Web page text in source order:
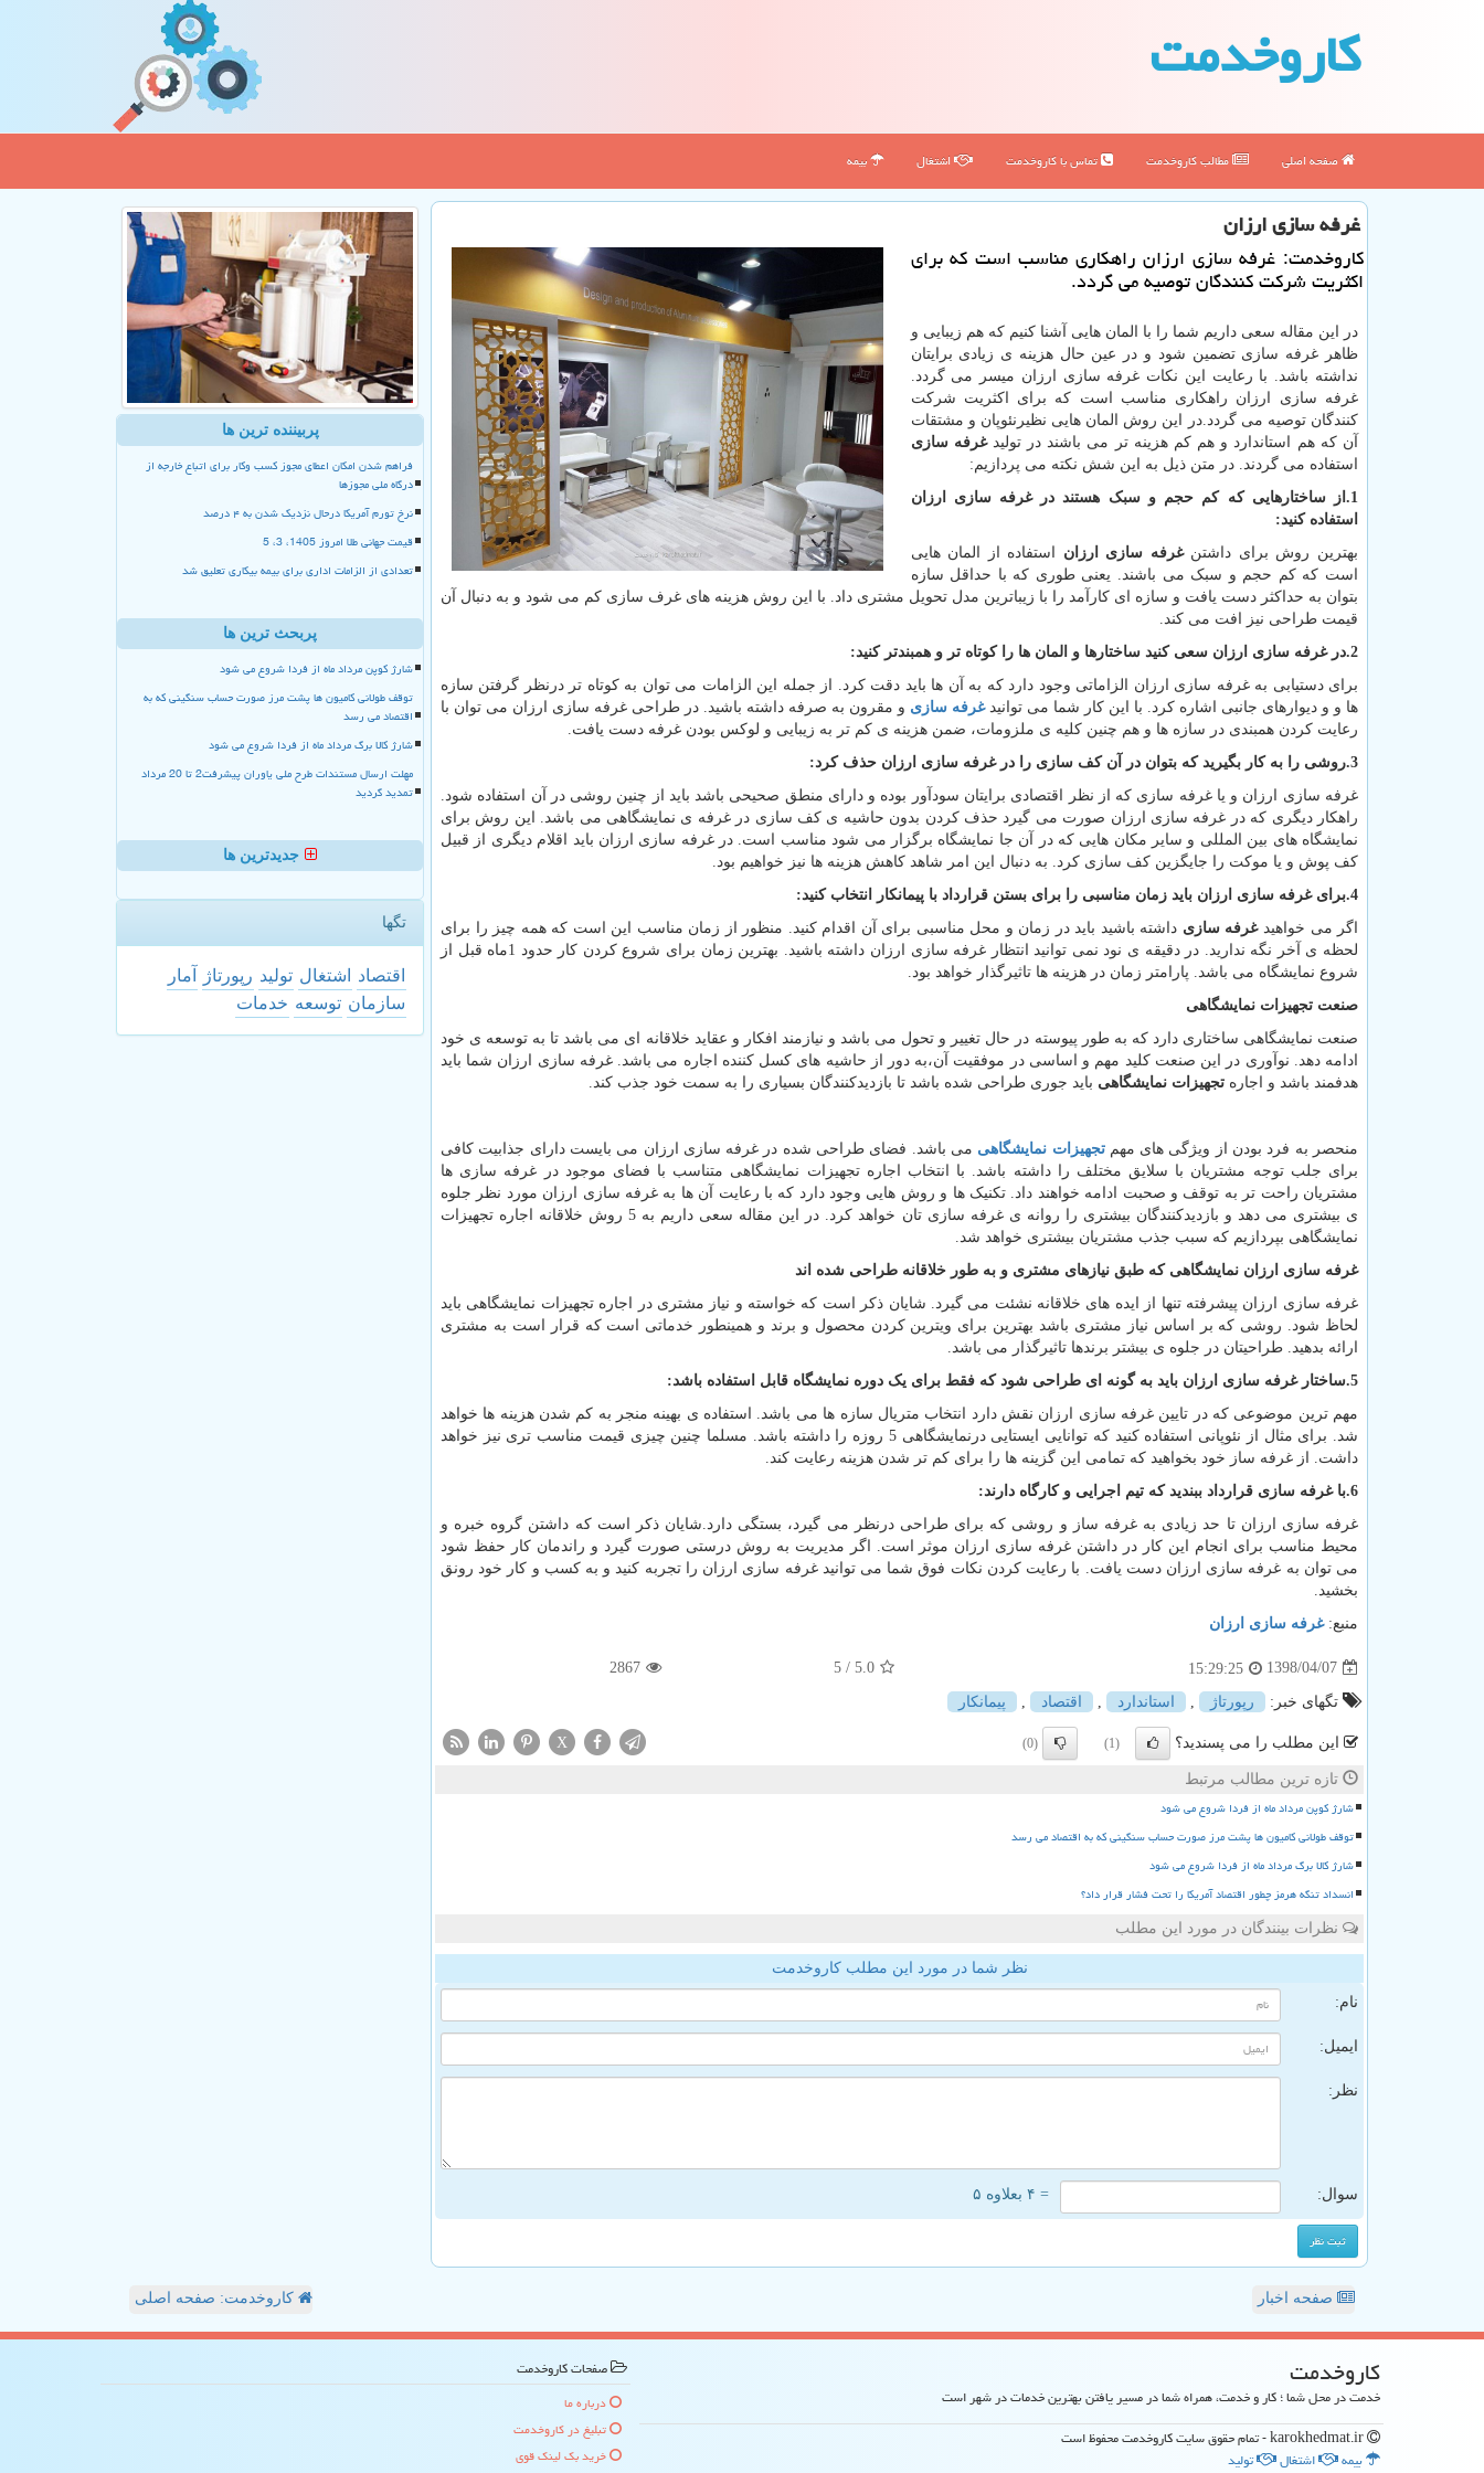
كاروخدمت
صفحه اصلی مطالب كاروخدمت تماس با كاروخدمت اشتغال بیمه
غرفه سازی ارزان
كاروخدمت: غرفه سازی ارزان راهكاری مناسب است كه برای
اكثریت شركت كنندگان توصیه می گردد.
در این مقاله سعی داریم شما را با المان هایی آشنا کنیم که هم زیبایی و
ظاهر غرفه سازی تضمین شود و در عین حال هزینه ی زیادی برایتان
نداشته باشد. با رعایت این نکات غرفه سازی ارزان میسر می گردد.
غرفه سازی ارزان راهکاری مناسب است که برای اکثریت شرکت
کنندگان توصیه می گردد.در این روش المان هایی نظیرنئوپان و مشتقات
آن که هم استاندارد و هم کم هزینه تر می باشند در تولیدغرفه سازی
استفاده می گردند. در متن ذیل به این شش نکته می پردازیم:
1.از ساختارهایی که کم حجم و سبک هستند در غرفه سازی ارزان
استفاده کنید:
بهترین روش برای داشتنغرفه سازی ارزان استفاده از المان هایی
است که کم حجم و سبک می باشند. یعنی طوری که با حداقل سازه
بتوان به حداکثر دست یافت و سازه ای کارآمد را با زیباترین مدل تحویل مشتری داد. با این روش هزینه های غرف سازی کم می شود و به دنبال آن
قیمت طراحی نیز افت می کند.
2.در غرفه سازی ارزان سعی کنید ساختارها و المان ها را کوتاه تر و همبندتر کنید:
برای دستیابی به غرفه سازی ارزان الزاماتی وجود دارد که به آن ها باید دقت کرد. از جمله این الزامات می توان به کوتاه تر درنظر گرفتن سازه
ها و و دیوارهای جانبی اشاره کرد. با این کار شما می توانیدغرفه سازی و مقرون به صرفه داشته باشید. در طراحی غرفه سازی ارزان می توان با
رعایت کردن همبندی در سازه ها و هم چنین کلیه ی ملزومات، ضمن هزینه ی کم تر به زیبایی و لوکس بودن غرفه دست یافت.
3.روشی را به کار بگیرید که بتوان در آن کف سازی را در غرفه سازی ارزان حذف کرد:
غرفه سازی ارزان و یا غرفه سازی که از نظر اقتصادی برایتان سودآور بوده و دارای منطق صحیحی باشد باید از چنین روشی در آن استفاده شود.
راهکار دیگری که در غرفه سازی ارزان صورت می گیرد حذف کردن بدون حاشیه ی کف سازی در غرفه ی نمایشگاهی می باشد. این روش برای
نمایشگاه های بین المللی و سایر مکان هایی که در آن جا نمایشگاه برگزار می شود مناسب است. در غرفه سازی ارزان باید اقلام دیگری از قبیل
کف پوش و یا موکت را جایگزین کف سازی کرد. به دنبال این امر شاهد کاهش هزینه ها نیز خواهیم بود.
4.برای غرفه سازی ارزان باید زمان مناسبی را برای بستن قرارداد با پیمانکار انتخاب کنید:
اگر می خواهیدغرفه سازی داشته باشید باید در زمان و محل مناسبی برای آن اقدام کنید. منظور از زمان مناسب این است که همه چیز را برای
لحظه ی آخر نگه ندارید. در دقیقه ی نود نمی توانید انتظار غرفه سازی ارزان داشته باشید. بهترین زمان برای شروع کردن کار حدود 1ماه قبل از
شروع نمایشگاه می باشد. پارامتر زمان در هزینه ها تاثیرگذار خواهد بود.
صنعت تجهیزات نمایشگاهی
صنعت نمایشگاهی ساختاری دارد که به طور پیوسته در حال تغییر و تحول می باشد و نیازمند افکار و عقاید خلاقانه ای می باشد تا به توسعه ی خود
ادامه دهد. نوآوری در این صنعت کلید مهم و اساسی در موفقیت آن،به دور از حاشیه های کسل کننده اجاره می باشد. غرفه سازی ارزان شما باید
هدفمند باشد و اجاره تجهیزات نمایشگاهی باید جوری طراحی شده باشد تا بازدیدکنندگان بسیاری را به سمت خود جذب کند.
منحصر به فرد بودن از ویژگی های مهمتجهیزات نمایشگاهی می باشد. فضای طراحی شده در غرفه سازی ارزان می بایست دارای جذابیت کافی
برای جلب توجه مشتریان با سلایق مختلف را داشته باشد. با انتخاب اجاره تجهیزات نمایشگاهی متناسب با فضای موجود در غرفه سازی ها
مشتریان راحت تر به توقف و صحبت ادامه خواهند داد. تکنیک ها و روش هایی وجود دارد که با رعایت آن ها به غرفه سازی ارزان مورد نظر جلوه
ی بیشتری می دهد و بازدیدکنندگان بیشتری را روانه ی غرفه سازی تان خواهد کرد. در این مقاله سعی داریم به 5 روش خلاقانه اجاره تجهیزات
نمایشگاهی بپردازیم که سبب جذب مشتریان بیشتری خواهد شد.
غرفه سازی ارزان نمایشگاهی که طبق نیازهای مشتری و به طور خلاقانه طراحی شده اند
غرفه سازی ارزان پیشرفته تنها از ایده های خلاقانه نشئت می گیرد. شایان ذکر است که خواسته و نیاز مشتری در اجاره تجهیزات نمایشگاهی باید
لحاظ شود. روشی که بر اساس نیاز مشتری باشد بهترین برای ویترین کردن محصول و برند و همینطور خدماتی است که قرار است به مشتری
ارائه بدهید. طراحیتان در جلوه ی بیشتر برندها تاثیرگذار می باشد.
5.ساختار غرفه سازی ارزان باید به گونه ای طراحی شود که فقط برای یک دوره نمایشگاه قابل استفاده باشد:
مهم ترین موضوعی که در تایین غرفه سازی ارزان نقش دارد انتخاب متریال سازه ها می باشد. استفاده ی بهینه منجر به کم شدن هزینه ها خواهد
شد. برای مثال از نئوپانی استفاده کنید که توانایی ایستایی درنمایشگاهی 5 روزه را داشته باشد. مسلما چنین چیزی قیمت مناسب تری نیز خواهد
داشت. از غرفه ساز خود بخواهید که تمامی این گزینه ها را برای کم تر شدن هزینه رعایت کند.
6.با غرفه سازی قرارداد ببندید که تیم اجرایی و کارگاه دارند:
غرفه سازی ارزان تا حد زیادی به غرفه ساز و روشی که برای طراحی درنظر می گیرد، بستگی دارد.شایان ذکر است که داشتن گروه خبره و
محیط مناسب برای انجام این کار در داشتن غرفه سازی ارزان موثر است. اگر مدیریت به روش درستی صورت گیرد و راندمان کار حفظ شود
می توان به غرفه سازی ارزان دست یافت. با رعایت کردن نکات فوق شما می توانید غرفه سازی ارزان را تجربه کنید و به کسب و کار خود رونق
بخشید.
منبع:غرفه سازی ارزان
1398/04/07
15:29:25
5.0
/ 5
2867
تگهای خبر: رپورتاژ استاندارد اقتصاد پیمانكار
این مطلب را می پسندید؟ (1)
(0)
X
تازه ترین مطالب مرتبط
شارژ کوپن مرداد ماه از فردا شروع می شود
توقف طولانی کامیون ها پشت مرز صورت حساب سنگینی که به اقتصاد می رسد
شارژ کالا برگ مرداد ماه از فردا شروع می شود
انسداد تنگه هرمز چطور اقتصاد آمریکا را تحت فشار قرار داد؟
نظرات بینندگان در مورد این مطلب
نظر شما در مورد این مطلب کاروخدمت
نام:
ایمیل:
نظر:
سوال: = ۴ بعلاوه ۵
پربیننده ترین ها
فراهم شدن امکان اعطای مجوز کسب وکار برای اتباع خارجه از
درگاه ملی مجوزها
نرخ تورم آمریکا درحال نزدیک شدن به ۴ درصد
قیمت جهانی طلا امروز 1405، 3، 5
تعدادی از الزامات اداری برای بیمه بیکاری تعلیق شد
پربحث ترین ها
شارژ کوپن مرداد ماه از فردا شروع می شود
توقف طولانی کامیون ها پشت مرز صورت حساب سنگینی که به
اقتصاد می رسد
شارژ کالا برگ مرداد ماه از فردا شروع می شود
مهلت ارسال مستندات طرح ملی یاوران پیشرفت2 تا 20 مرداد
تمدید گردید
جدیدترین ها
تگها
اقتصاد اشتغال تولید رپورتاژ
آمار
سازمان توسعه خدمات
صفحه اخبار کاروخدمت: صفحه اصلی
كاروخدمت
خدمت در محل شما ؛ کار و خدمت، همراه شما در مسیر یافتن بهترین خدمات در شهر است
بیمه
اشتغال تولید
صفحات كاروخدمت
درباره ما
تبلیغ در كاروخدمت
خرید بک لینک قوی